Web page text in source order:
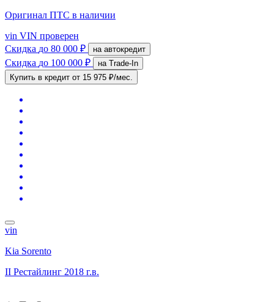
Оригинал ПТС в наличии
vin VIN проверен
Скидка до 80 000 ₽ на автокредит
Скидка до 100 000 ₽
на Trade-In
Купить в кредит от 15 975 ₽/мес.
vin
Kia Sorento
II Рестайлинг 2018 г.в.